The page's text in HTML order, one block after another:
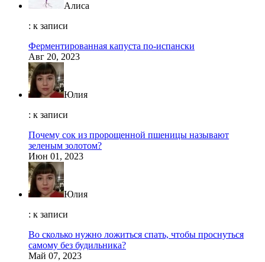
Алиса
: к записи
Ферментированная капуста по-испански
Авг 20, 2023
Юлия
: к записи
Почему сок из пророщенной пшеницы называют
зеленым золотом?
Июн 01, 2023
Юлия
: к записи
Во сколько нужно ложиться спать, чтобы проснуться
самому без будильника?
Май 07, 2023